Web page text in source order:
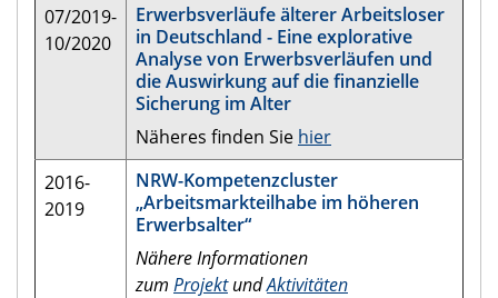
07/2019-
10/2020
Erwerbsverläufe älterer Arbeitsloser
in Deutschland - Eine explorative
Analyse von Erwerbsverläufen und
die Auswirkung auf die finanzielle
Sicherung im Alter
Näheres finden Sie hier
2016-
2019
NRW-Kompetenzcluster
„Arbeitsmarkteilhabe im höheren
Erwerbsalter“
Nähere Informationen
zum ProjektundAktivitäten